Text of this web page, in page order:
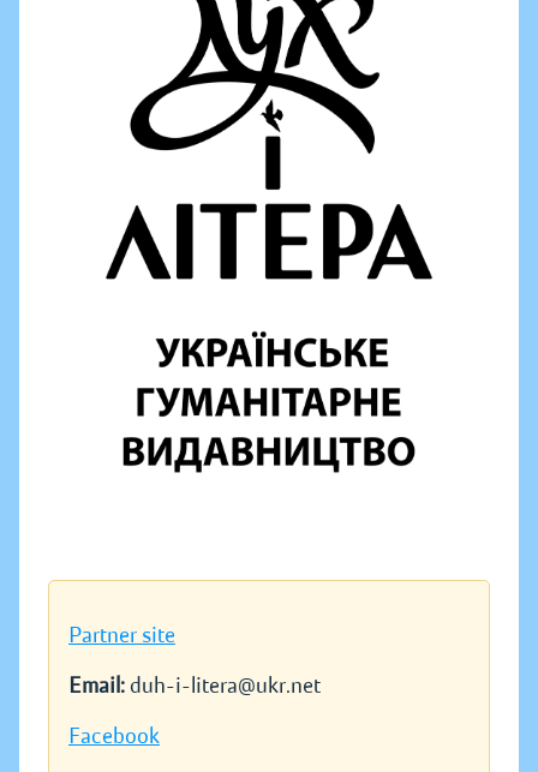
Partner site
Email: duh-i-litera@ukr.net
Facebook